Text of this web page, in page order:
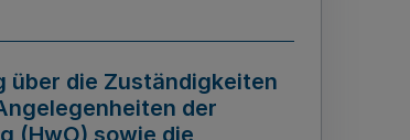
über die Zuständigkeiten
der
(HwO) sowie die